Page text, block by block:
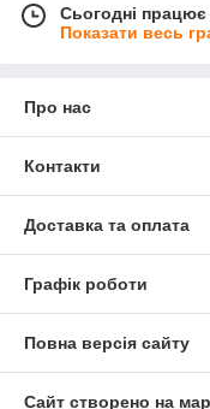
Сьогодні
Показати весь
Про нас
Контакти
Доставка та оплата
Графік роботи
Повна версія сайту
Сайт створено на